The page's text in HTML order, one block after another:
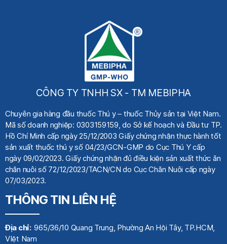
CÔNG TY TNHH SX - TM MEBIPHA
Chuyên gia hàng đầu thuốc Thú y– thuốc Thủy sản tại Việt Nam.
Mã số doanh nghiệp: 0303159159, do Sở kế hoạch và Đầu tư TP.
Hồ Chí Minh cấp ngày 25/12/2003 Giấy chứng nhận thực hành tốt
sản xuất thuốc thú y số 04/23/GCN-GMP do Cục Thú Y cấp
ngày 09/02/2023. Giấy chứng nhận đủ điều kiện sản xuất thức ăn
chăn nuôi số 72/12/2023/TACN/CN do Cục Chăn Nuôi cấp ngày
07/03/2023.
THÔNG TIN LIÊN HỆ
Địa chỉ:965/36/10 Quang Trung, Phường An Hội Tây, TP.HCM,
VIệt Nam